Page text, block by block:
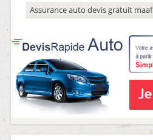
Assurance auto devis gratuit maaf